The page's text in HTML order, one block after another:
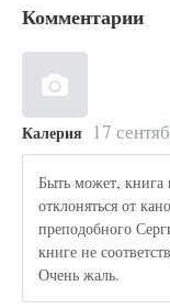
Комментарии
Калерия 17
Быть может, книга
отклоняться от
преподобного
книге не
Очень жаль.